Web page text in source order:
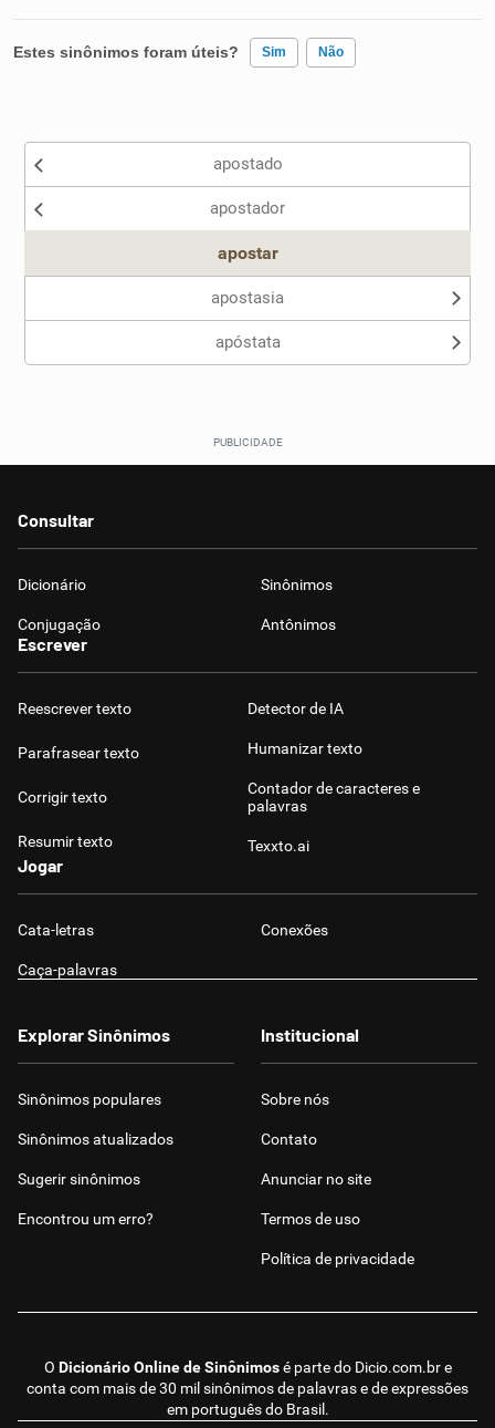
Estes sinônimos foram úteis? Sim Não
Nenhum dos sinônimos apresentados me ajudou
apostado
apostador
apostar
apostasia
apóstata
Consultar
Dicionário Sinônimos
Conjugação Antônimos
Escrever
Reescrever texto
Parafrasear texto
Corrigir texto
Resumir texto
Detector de IA
Humanizar texto
Contador de caracteres e
palavras
Texxto.ai
Jogar
Cata-letras Conexões
Caça-palavras
O Dicionário Online de Sinônimosé parte do Dicio.com.bre
conta com mais de 30 mil sinônimos de palavras e de expressões
em português do Brasil.
Explorar Sinônimos
Sinônimos populares
Sinônimos atualizados
Sugerir sinônimos
Encontrou um erro?
Institucional
Sobre nós
Contato
Anunciar no site
Termos de uso
Política de privacidade